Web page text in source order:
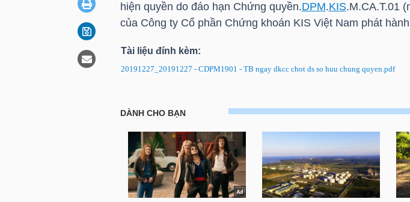
hiện quyền do đáo hạn Chứng quyền.DPM.KIS.M.CA.T.01
của Công ty Cổ phần Chứng khoán KISViệt Nam phát
Tài liệu đính kèm:
20191227_20191227 - CDPM1901 - TB ngay dkcc chot ds so huu chung quyen.pdf
Chứng quyền CDPM1901: Thông báo về ngày đăng ký